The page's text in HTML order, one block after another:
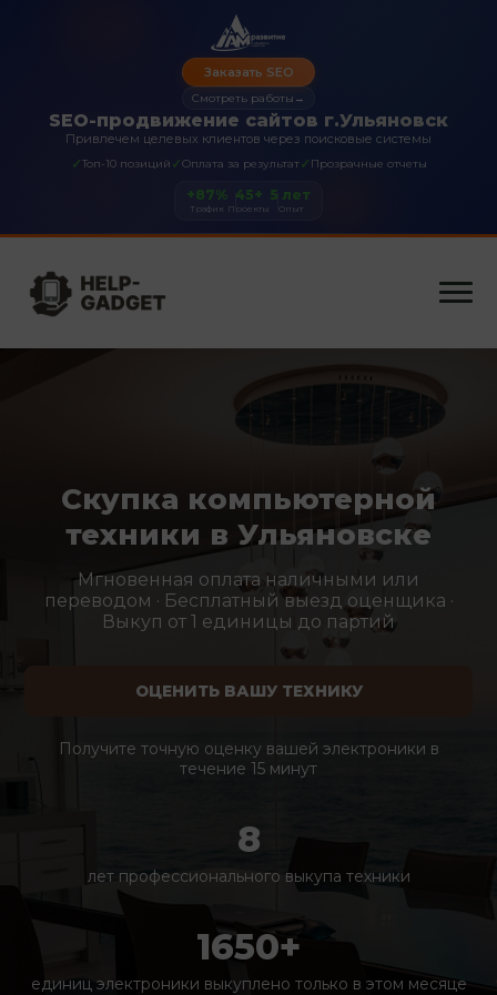
SEO-продвижение сайтов г.Ульяновск
Привлечем целевых клиентов через поисковые системы
✓Топ-10 позиций ✓Оплата за результат✓ Прозрачные отчеты
Заказать SEO
Смотреть работы →
+87%
Трафик
45+
Проекты
5 лет
Опыт
Скупка компьютерной
техники в Ульяновске
Мгновенная оплата наличными или
переводом · Бесплатный выезд оценщика ·
Выкуп от 1 единицы до партий
ОЦЕНИТЬ ВАШУ ТЕХНИКУ
Получите точную оценку вашей электроники в
течение 15 минут
8
лет профессионального выкупа техники
1650+
единиц электроники выкуплено только в этом месяце